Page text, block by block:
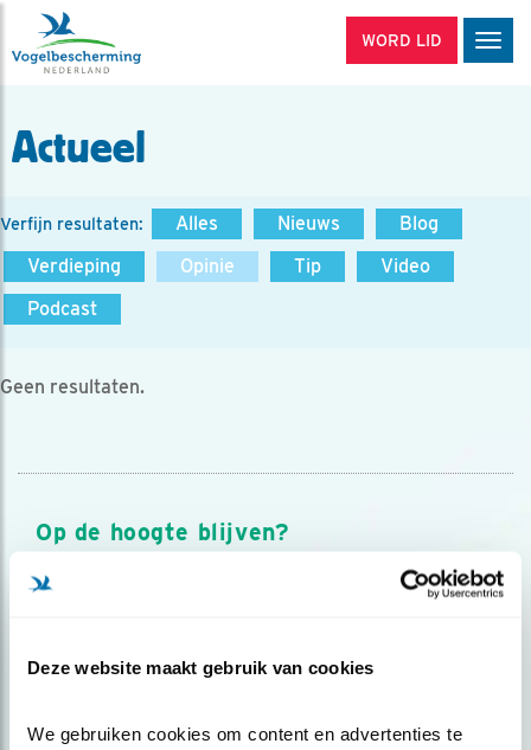
Deze website maakt gebruik van cookies
We gebruiken cookies om content en advertenties te
WORD LID
Actueel
Verfijn resultaten: Alles Nieuws
Blog
Verdieping
Opinie Tip
Video
Podcast
Geen resultaten.
Op de hoogte blijven?
Meld je aan en ontvang nieuws, inspiratie, acties en tips
over vogels en activiteiten van Vogelbescherming.